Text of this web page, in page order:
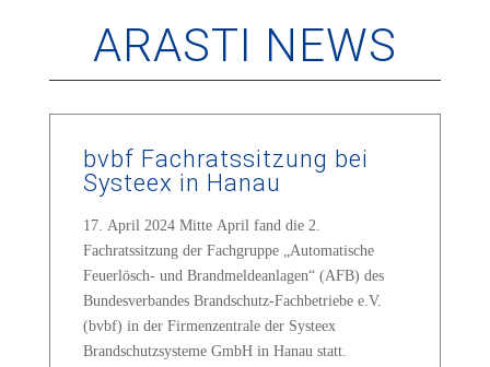
ARASTI NEWS
bvbf Fachratssitzung bei
Systeex in Hanau
17. April 2024 Mitte April fand die 2.
Fachratssitzung der Fachgruppe „Automatische
Feuerlösch- und Brandmeldeanlagen“ (AFB) des
Bundesverbandes Brandschutz-Fachbetriebe e.V.
(bvbf) in der Firmenzentrale der Systeex
Brandschutzsysteme GmbH in Hanau statt.